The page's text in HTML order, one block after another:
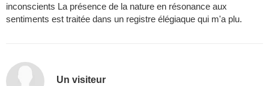
inconscients La présence de la nature en résonance aux
sentiments est traitée dans un registre élégiaque qui m'a plu.
Un visiteur